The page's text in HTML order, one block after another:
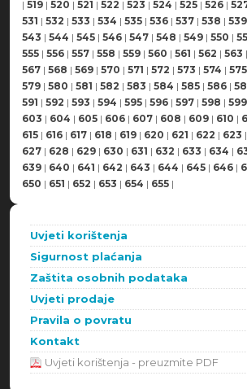
| 519 | 520 | 521 | 522 | 523 | 524 | 525 | 526 |
531 | 532 | 533 | 534 | 535 | 536 | 537 | 538 | 539
543 | 544 | 545 | 546 | 547 | 548 | 549 | 550 |
555 | 556 | 557 | 558 | 559 | 560 | 561 | 562 | 563 |
567 | 568 | 569 | 570 | 571 | 572 | 573 | 574 | 575
579 | 580 | 581 | 582 | 583 | 584 | 585 | 586 |
591 | 592 | 593 | 594 | 595 | 596 | 597 | 598 | 599
603 | 604 | 605 | 606 | 607 | 608 | 609 | 610 |
615 | 616 | 617 | 618 | 619 | 620 | 621 | 622 | 623 |
627 | 628 | 629 | 630 | 631 | 632 | 633 | 634 |
639 | 640 | 641 | 642 | 643 | 644 | 645 | 646 |
650 | 651 | 652 | 653 | 654 | 655 |
Uvjeti korištenja
Sigurnost plaćanja
Zaštita osobnih podataka
Uvjeti prodaje
Pravila o povratu
Kontakt
Uvjeti korištenja - preuzmite PDF